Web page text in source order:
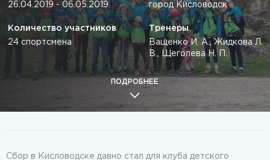
26.04.2019 - 06.05.2019
город Кисловодск
Количество участников
24 спортсмена
Тренеры
Ващенко И. А., Жидкова Л.
В., Щеголева Н. П.
ПОДРОБНЕЕ
Сбор в Кисловодске давно стал для клуба детского